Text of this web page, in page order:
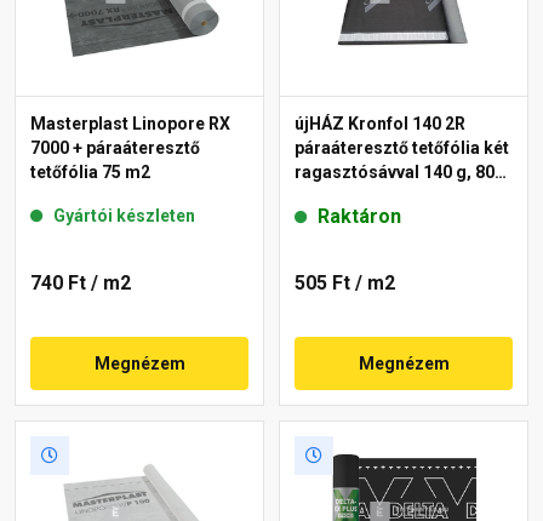
Masterplast Linopore RX
7000 + páraáteresztő
tetőfólia 75 m2
Gyártói készleten
740 Ft / m2
Megnézem
újHÁZ Kronfol 140 2R
páraáteresztő tetőfólia két
ragasztósávval 140 g, 80
Raktáron
505 Ft / m2
Megnézem